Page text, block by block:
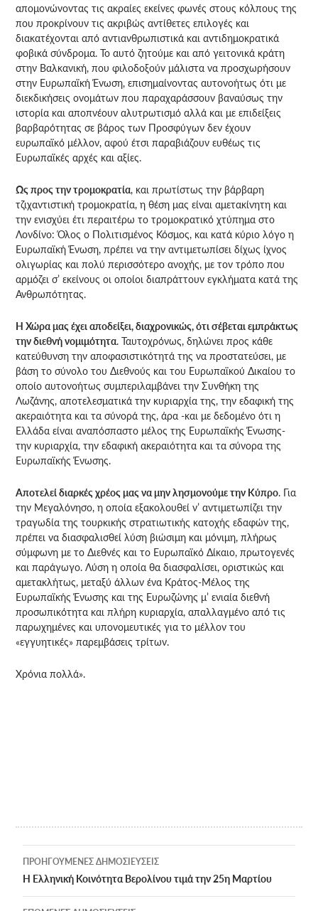
απομονώνοντας τις ακραίες εκείνες φωνές στους κόλπους της
που προκρίνουν τις ακριβώς αντίθετες επιλογές και
διακατέχονται από αντιανθρωπιστικά και αντιδημοκρατικά
φοβικά σύνδρομα. Το αυτό ζητούμε και από γειτονικά κράτη
στην Βαλκανική, που φιλοδοξούν μάλιστα να προσχωρήσουν
στην Ευρωπαϊκή Ένωση, επισημαίνοντας αυτονοήτως ότι με
διεκδικήσεις ονομάτων που παραχαράσσουν βαναύσως την
ιστορία και αποπνέουν αλυτρωτισμό αλλά και με επιδείξεις
βαρβαρότητας σε βάρος των Προσφύγων δεν έχουν
ευρωπαϊκό μέλλον, αφού έτσι παραβιάζουν ευθέως τις
Ευρωπαϊκές αρχές και αξίες.
Ως προς την τρομοκρατία, και πρωτίστως την βάρβαρη
τζιχαντιστική τρομοκρατία, η θέση μας είναι αμετακίνητη και
την ενισχύει έτι περαιτέρω το τρομοκρατικό χτύπημα στο
Λονδίνο: Όλος ο Πολιτισμένος Κόσμος, και κατά κύριο λόγο η
Ευρωπαϊκή Ένωση, πρέπει να την αντιμετωπίσει δίχως ίχνος
ολιγωρίας και πολύ περισσότερο ανοχής, με τον τρόπο που
αρμόζει σ’ εκείνους οι οποίοι διαπράττουν εγκλήματα κατά της
Ανθρωπότητας.
Η Χώρα μας έχει αποδείξει, διαχρονικώς, ότι σέβεται εμπράκτως
την διεθνή νομιμότητα. Ταυτοχρόνως, δηλώνει προς κάθε
κατεύθυνση την αποφασιστικότητά της να προστατεύσει, με
βάση το σύνολο του Διεθνούς και του Ευρωπαϊκού Δικαίου το
οποίο αυτονοήτως συμπεριλαμβάνει την Συνθήκη της
Λωζάνης, αποτελεσματικά την κυριαρχία της, την εδαφική της
ακεραιότητα και τα σύνορά της, άρα -και με δεδομένο ότι η
Ελλάδα είναι αναπόσπαστο μέλος της Ευρωπαϊκής Ένωσης-
την κυριαρχία, την εδαφική ακεραιότητα και τα σύνορα της
Ευρωπαϊκής Ένωσης.
Αποτελεί διαρκές χρέος μας να μην λησμονούμε την Κύπρο. Για
την Μεγαλόνησο, η οποία εξακολουθεί ν’ αντιμετωπίζει την
τραγωδία της τουρκικής στρατιωτικής κατοχής εδαφών της,
πρέπει να διασφαλισθεί λύση βιώσιμη και μόνιμη, πλήρως
σύμφωνη με το Διεθνές και το Ευρωπαϊκό Δίκαιο, πρωτογενές
και παράγωγο. Λύση η οποία θα διασφαλίσει, οριστικώς και
αμετακλήτως, μεταξύ άλλων ένα Κράτος-Μέλος της
Ευρωπαϊκής Ένωσης και της Ευρωζώνης μ’ ενιαία διεθνή
προσωπικότητα και πλήρη κυριαρχία, απαλλαγμένο από τις
παρωχημένες και υπονομευτικές για το μέλλον του
«εγγυητικές» παρεμβάσεις τρίτων.
Χρόνια πολλά».
Πλοήγηση
άρθρων
ΠΡΟΗΓΟΎΜΕΝΕΣ ΔΗΜΟΣΙΕΎΣΕΙΣ
Η Ελληνική Κοινότητα Βερολίνου τιμά την 25η Μαρτίου